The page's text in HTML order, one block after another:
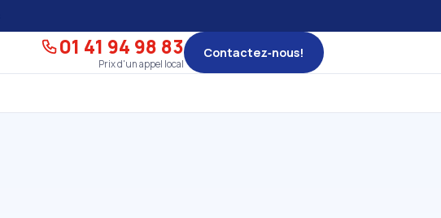
01 41 94 98 83
Prix d'un appel local
Contactez‑nous!